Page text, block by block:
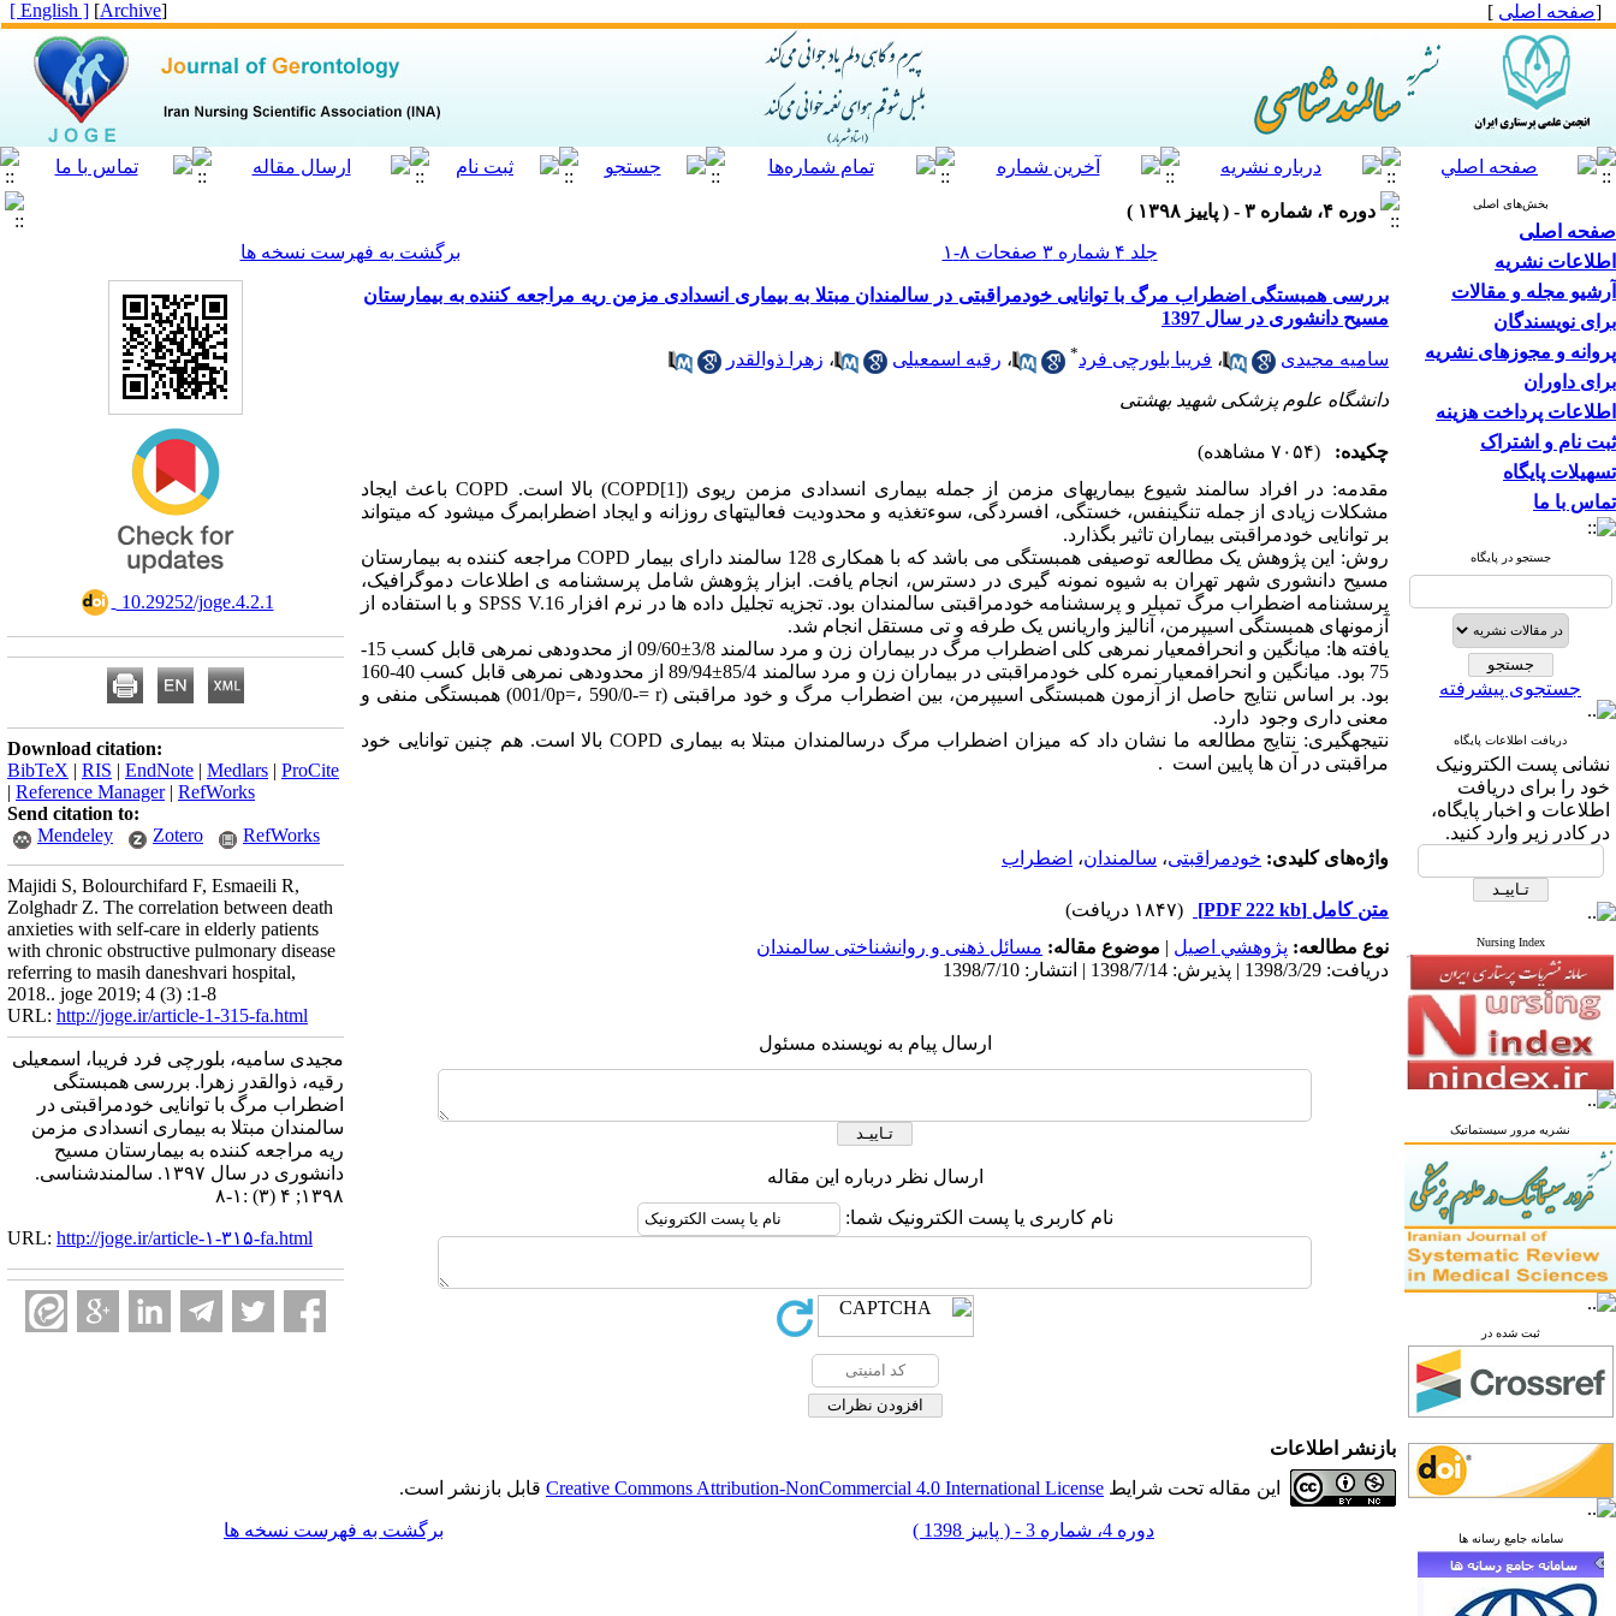
[صفحه اصلی ]
[
Archive
]
[ English ]
بخش‌های اصلی
صفحه اصلی
اطلاعات نشریه
آرشیو مجله و مقالات
برای نویسندگان
پروانه و مجوزهای نشریه
برای داوران
اطلاعات پرداخت هزینه
ثبت نام و اشتراک
تسهیلات پایگاه
تماس با ما
جستجو در پایگاه
جستجوی پیشرفته
دریافت اطلاعات پایگاه
نشانی پست الکترونیک
خود را برای دریافت
اطلاعات و اخبار پایگاه،
در کادر زیر وارد کنید.
Nursing Index
نشریه مرور سیستماتیک
ثبت شده در
سامانه جامع رسانه ها
دوره ۴، شماره ۳ - ( پاییز ۱۳۹۸ )
جلد ۴ شماره ۳ صفحات ۸-۱
برگشت به فهرست نسخه ها
بررسی همبستگی اضطراب مرگ با توانایی خودمراقبتی در سالمندان مبتلا به بیماری انسدادی مزمن ریه مراجعه کننده به بیمارستان
مسیح دانشوری در سال 1397
سامیه مجیدی ، فریبا بلورچی فرد* ، رقیه اسمعیلی ، زهرا ذوالقدر
دانشگاه علوم پزشکی شهید بهشتی
چکیده:
(۷۰۵۴ مشاهده)
مقدمه: در افراد سالمند شیوع بیماری­های مزمن از جمله بیماری انسدادی مزمن ریوی (COPD[1]) بالا است. COPD باعث ایجاد
مشکلات زیادی از جمله تنگی­نفس، خستگی، افسردگی، سوء­تغذیه و محدودیت فعالیت­های روزانه و ایجاد اضطراب­مرگ می­شود که می­تواند
بر توانایی خود­مراقبتی بیماران تاثیر بگذارد.
روش: این پژوهش یک مطالعه توصیفی همبستگی می باشد که با همکاری 128 سالمند دارای بیمار COPD مراجعه کننده به بیمارستان
مسیح دانشوری شهر تهران به شیوه نمونه گیری در دسترس، انجام یافت. ابزار پژوهش شامل پرسشنامه ی اطلاعات دموگرافیک،
پرسشنامه اضطراب مرگ تمپلر و پرسشنامه خود­مراقبتی سالمندان بود. تجزیه تجلیل داده ها در نرم افزار SPSS V.16 و با استفاده از
آزمون­های همبستگی اسیپرمن، آنالیز واریانس یک طرفه و تی مستقل انجام شد.
یافته­ ها: میانگین و انحراف­معیار نمره­ی کلی اضطراب مرگ در بیماران زن و مرد سالمند 3/8±09/60 از محدوده­ی نمره­ی قابل کسب 15-
75 بود. میانگین و انحراف­معیار نمره کلی خودمراقبتی در بیماران زن و مرد سالمند 85/4±89/94 از محدوده­ی نمره­ی قابل کسب 40-160
بود. بر اساس نتایج حاصل از آزمون همبستگی اسیپرمن، بین اضطراب مرگ و خود مراقبتی (001/0p=، 590/0-= r) همبستگی منفی و
معنی داری وجود دارد.
نتیجه­گیری: نتایج مطالعه ما نشان داد که میزان اضطراب مرگ درسالمندان مبتلا به بیماری COPD بالا است. هم چنین توانایی خود
مراقبتی در آن ها پایین است .
واژه‌های کلیدی: خود­مراقبتی، سالمندان، اضطراب
متن کامل [PDF 222 kb]
(۱۸۴۷ دریافت)
نوع مطالعه: پژوهشي اصیل | موضوع مقاله: مسائل ذهنی و روانشناختی سالمندان
دریافت: 1398/3/29 | پذیرش: 1398/7/14 | انتشار: 1398/7/10
ارسال پیام به نویسنده مسئول
ارسال نظر درباره این مقاله
نام کاربری یا پست الکترونیک شما:
‎ 10.29252/joge.4.2.1
Download citation:
BibTeX | RIS | EndNote | Medlars | ProCite
| Reference Manager| RefWorks
Send citation to:
Mendeley
Zotero RefWorks
Majidi S, Bolourchifard F, Esmaeili R,
Zolghadr Z. The correlation between death
anxieties with self-care in elderly patients
with chronic obstructive pulmonary disease
referring to masih daneshvari hospital,
2018.. joge 2019; 4 (3) :1-8
URL: http://joge.ir/article-1-315-fa.html
مجیدی سامیه، بلورچی فرد فریبا، اسمعیلی
رقیه، ذوالقدر زهرا. بررسی همبستگی
اضطراب مرگ با توانایی خودمراقبتی در
سالمندان مبتلا به بیماری انسدادی مزمن
ریه مراجعه کننده به بیمارستان مسیح
دانشوری در سال ۱۳۹۷. سالمندشناسی.
۱۳۹۸; ۴ (۳) :۱-۸
URL: http://joge.ir/article-۱-۳۱۵-fa.html
بازنشر اطلاعات
این مقاله تحت شرایط Creative Commons Attribution-NonCommercial 4.0 International License قابل بازنشر است.
دوره 4، شماره 3 - ( پاییز 1398 ) برگشت به فهرست نسخه ها